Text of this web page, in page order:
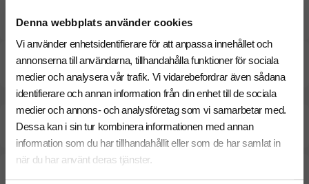
Denna webbplats använder cookies
Vi använder enhetsidentifierare för att anpassa innehållet och
annonserna till användarna, tillhandahålla funktioner för sociala
medier och analysera vår trafik. Vi vidarebefordrar även sådana
identifierare och annan information från din enhet till de sociala
medier och annons- och analysföretag som vi samarbetar med.
Dessa kan i sin tur kombinera informationen med annan
information som du har tillhandahållit eller som de har samlat in
när du har använt deras tjänster.
Pristabell
Dokument / Tryckmall
27 Augusti Beräknad leveranstid: 15 arbetsdagar
Snabbare leverans? Kontakta oss.